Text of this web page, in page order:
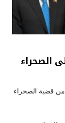
الصحراء
من قضية الصحراء